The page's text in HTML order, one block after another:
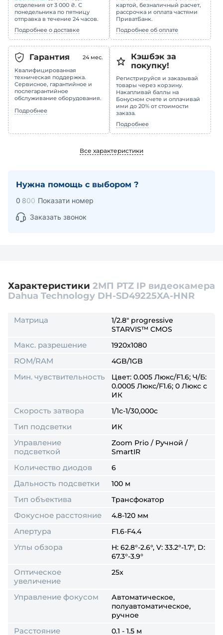
отделения от 3 000 ₴. С
понедельника по пятницу
отправка в течение 24 часов.
Подробнее о доставке
картой, безналичный расчет,
рассрочка и оплата частями
ПриватБанк.
Подробнее об оплате
Гарантия 24 мес.
Квалифицированная
техническая поддержка.
Сервисное, гарантийное и
послегарантийное
обслуживание оборудования.
Подробнее
Кэшбэк за
покупку!
Регистрируйся и заказывай
товары через корзину.
Накапливай баллы на
Бонусном счете и оплачивай
ими до 20% от стоимости
заказа.
Подробнее
Все характеристики
Нужна помощь с выбором ?
0 800 Показати номер
Заказать звонок
Характеристики 2МП PTZ IP видеокамера
Dahua Technology DH-SD49225XA-HNR
Матрица
1/2.8" progressive
STARVIS™ CMOS
Макс. разрешение 1920x1080
ROM/RAM 4GB/1GB
Мин. чувствительность
Цвет: 0.005 Люкс/F1.6; Ч/Б:
0.0005 Люкс/F1.6; 0 Люкс c
ИК
Скорость затвора 1/1с-1/30,000с
Тип подсветки ИК
Управление
подсветкой
Zoom Prio / Ручной /
SmartIR
Количество диодов 6
Дальность подсветки 100 м
Тип объектива Трансфокатор
Фокусное расстояние 4.8-120 мм
Апертура F1.6-F4.4
Углы обзора
H: 62.8°-2.6°, V: 33.2°-1.7°, D:
67.3°-3.9°
Оптическое
увеличение
25x
Управление фокусом
Автоматическое,
полуавтоматическое,
ручное
Расстояние
0.1 - 1.5 м